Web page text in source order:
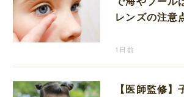
レンズの注意
1日前
【医師監修